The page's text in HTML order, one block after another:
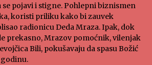
se pojavi i stigne. Pohlepni biznismen
koristi priliku kako bi zauvek
radionicu Deda Mraza. Ipak, dok
prekasno, Mrazov pomoćnik, vilenjak
Bili, pokušavaju da spasu Božić